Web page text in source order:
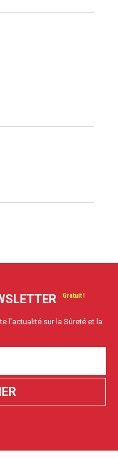
l'actualité sur la Sûreté et la